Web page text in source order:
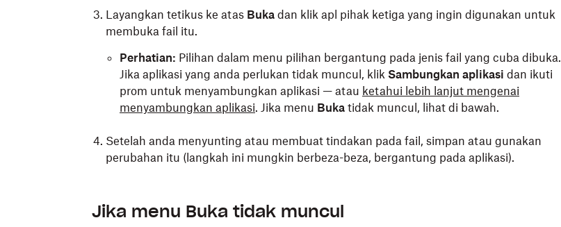
Layangkan tetikus ke atas Buka dan klik apl pihak ketiga yang ingin digunakan untuk
membuka fail itu.
Perhatian: Pilihan dalam menu pilihan bergantung pada jenis fail yang cuba dibuka.
Jika aplikasi yang anda perlukan tidak muncul, klik Sambungkan aplikasi dan ikuti
prom untuk menyambungkan aplikasi — atau ketahui lebih lanjut mengenai
menyambungkan aplikasi. Jika menu Buka tidak muncul, lihat di bawah.
Setelah anda menyunting atau membuat tindakan pada fail, simpan atau gunakan
perubahan itu (langkah ini mungkin berbeza-beza, bergantung pada aplikasi).
Klik kanan nama fail yang ingin dibuka dan klik
Jika menu Buka tidak muncul